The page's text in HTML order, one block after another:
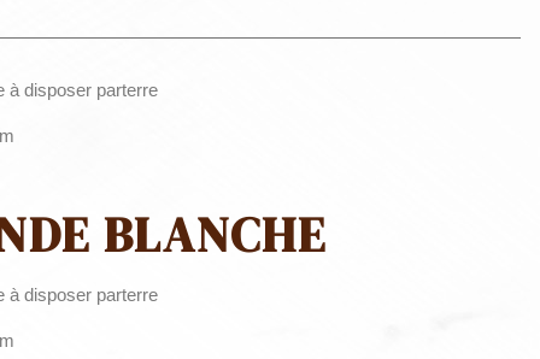
à disposer parterre
BLANCHE
à disposer parterre